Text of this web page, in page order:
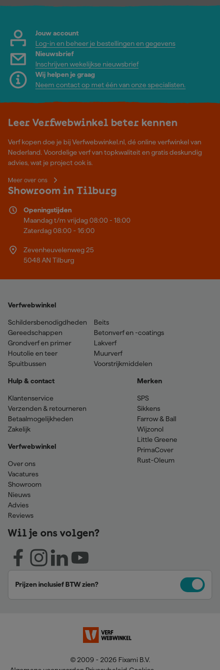
Jouw account
Log-in en beheer je bestellingen en gegevens
Nieuwsbrief
Inschrijven wekelijkse nieuwsbrief
Wij helpen je graag
Neem contact op met één van onze specialisten.
Leer Verfwebwinkel beter kennen
Verf kopen doe je bij Verfwebwinkel.nl, dé online verfwinkel van
Nederland. Voordelige verf van topkwaliteit en gratis deskundig
advies, wat je project ook is.
Meer over ons
Showroom in Tilburg
Openingstijden
Maandag t/m vrijdag 08:00 - 18:00
Zaterdag 08:00 - 16:00
Zevenheuvelenweg 25
5048 AN Tilburg
Verfwebwinkel
Schildersbenodigdheden
Gereedschappen
Grondverf en primer
Houtolie en teer
Spuitbussen
Beits
Betonverf en -coatings
Lakverf
Muurverf
Voorstrijkmiddelen
Hulp & contact
Klantenservice
Verzenden & retourneren
Betaalmogelijkheden
Zakelijk
Verfwebwinkel
Over ons
Vacatures
Showroom
Nieuws
Advies
Reviews
Merken
SPS
Sikkens
Farrow & Ball
Wijzonol
Little Greene
PrimaCover
Rust-Oleum
Wil je ons volgen?
Prijzen inclusief BTW zien?
© 2009 - 2026 Fixami B.V.